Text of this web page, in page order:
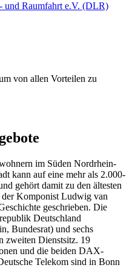
und Raumfahrt e.V. (DLR)
von allen Vorteilen zu
im Süden Nordrhein-
kann auf eine mehr als 2.000-
gehört damit zu den ältesten
der Komponist Ludwig van
geschrieben. Die
Deutschland
Bundesrat) und sechs
zweiten Dienstsitz. 19
und die beiden DAX-
Telekom sind in Bonn